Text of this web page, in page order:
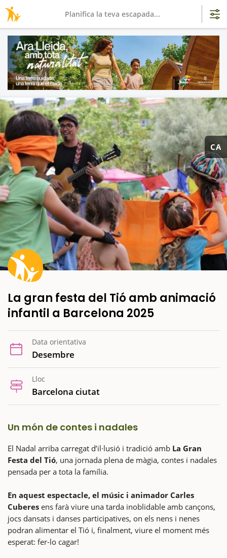
CA
La gran festa del Tió amb animació
infantil a Barcelona 2025
Data orientativa
Desembre
Lloc
Barcelona ciutat
Un món de contes i nadales
El Nadal arriba carregat d’il·lusió i tradició amb La Gran
Festa del Tió, una jornada plena de màgia, contes i nadales
pensada per a tota la família.
En aquest espectacle, el músic i animador Carles
Cuberes ens farà viure una tarda inoblidable amb cançons,
jocs dansats i danses participatives, on els nens i nenes
podran alimentar el Tió i, finalment, viure el moment més
esperat: fer-lo cagar!
Planifica la teva escapada...